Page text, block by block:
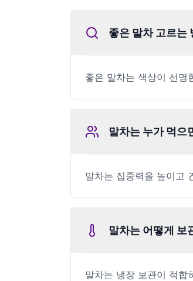
좋은 말차 고르는
좋은 말차는 색상이 선명
말차는 누가 먹으
말차는 집중력을 높이고
말차는 어떻게 보
말차는 냉장 보관이 적합